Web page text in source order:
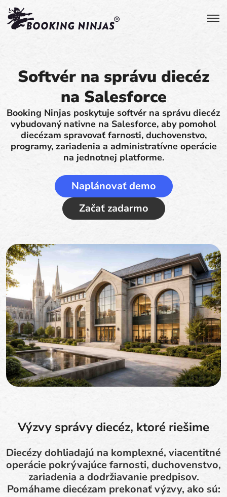
Softvér na správu diecéz
na Salesforce
Booking Ninjas poskytuje softvér na správu diecéz
vybudovaný nativne na Salesforce, aby pomohol
diecézam spravovať farnosti, duchovenstvo,
programy, zariadenia a administratívne operácie
na jednotnej platforme.
Naplánovať demo
Začať zadarmo
Výzvy správy diecéz, ktoré riešime
Diecézy dohliadajú na komplexné, viacentitné
operácie pokrývajúce farnosti, duchovenstvo,
zariadenia a dodržiavanie predpisov.
Pomáhame diecézam prekonať výzvy, ako sú: